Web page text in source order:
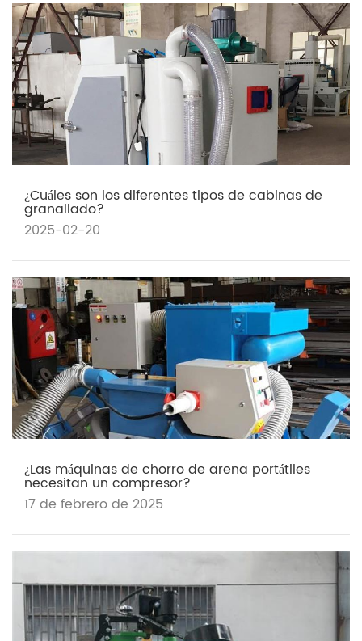
¿Cuáles son los diferentes tipos de cabinas de
granallado?
2025-02-20
¿Las máquinas de chorro de arena portátiles
necesitan un compresor?
17 de febrero de 2025